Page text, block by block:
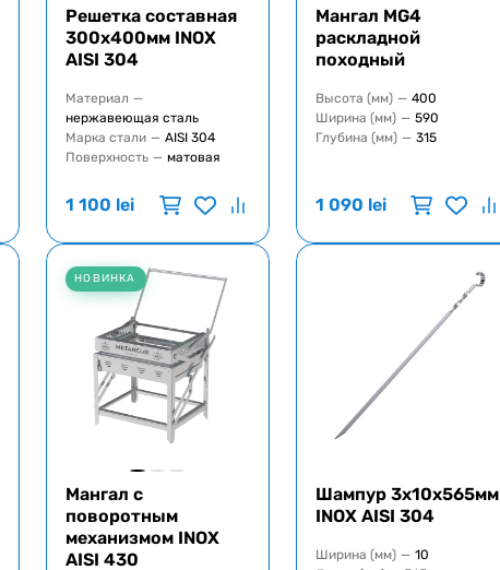
Решетка составная
300x400мм INOX
AISI 304
Материал —
нержавеющая сталь
Марка стали — AISI 304
Поверхность — матовая
1 100 lei
Мангал MG4
раскладной
походный
Высота (мм) — 400
Ширина (мм) — 590
Глубина (мм) — 315
1 090 lei
НОВИНКА
Мангал с
поворотным
механизмом INOX
AISI 430
Шампур 3x10x565мм
INOX AISI 304
Ширина (мм) — 10